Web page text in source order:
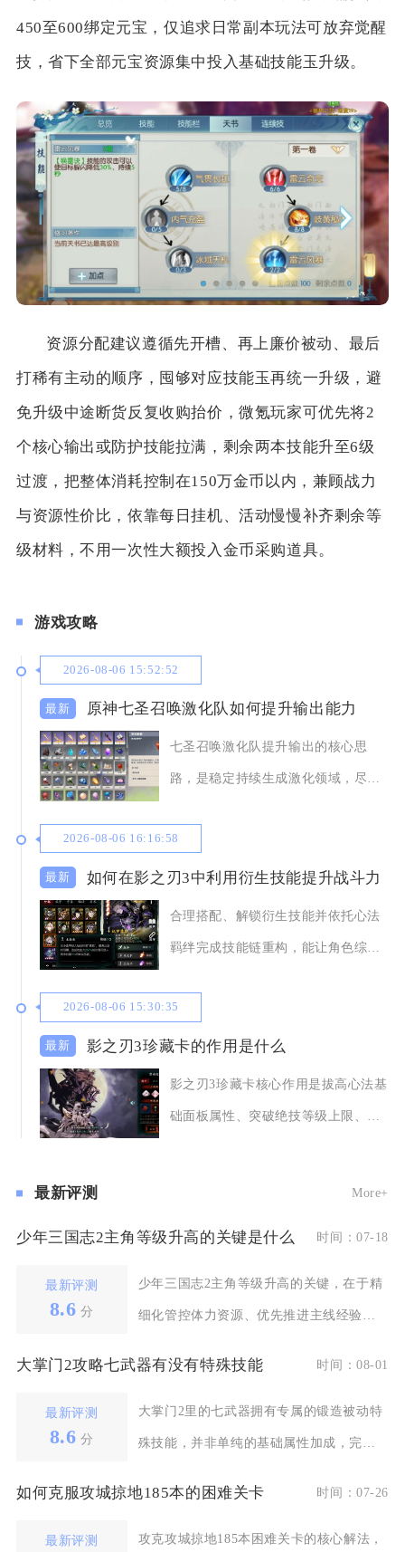
450至600绑定元宝，仅追求日常副本玩法可放弃觉醒
技，省下全部元宝资源集中投入基础技能玉升级。
资源分配建议遵循先开槽、再上廉价被动、最后
打稀有主动的顺序，囤够对应技能玉再统一升级，避
免升级中途断货反复收购抬价，微氪玩家可优先将2
个核心输出或防护技能拉满，剩余两本技能升至6级
过渡，把整体消耗控制在150万金币以内，兼顾战力
与资源性价比，依靠每日挂机、活动慢慢补齐剩余等
级材料，不用一次性大额投入金币采购道具。
游戏攻略
2026-08-06 15:52:52
原神七圣召唤激化队如何提升输出能力
七圣召唤激化队提升输出的核心思
路，是稳定持续生成激化领域，尽可
2026-08-06 16:16:58
如何在影之刃3中利用衍生技能提升战斗力
合理搭配、解锁衍生技能并依托心法
羁绊完成技能链重构，能让角色综合
2026-08-06 15:30:35
影之刃3珍藏卡的作用是什么
影之刃3珍藏卡核心作用是拔高心法基
础面板属性、突破绝技等级上限、解
最新评测 More+
少年三国志2主角等级升高的关键是什么 时间：07-18
最新评测
8.6 分
少年三国志2主角等级升高的关键，在于精
细化管控体力资源、优先推进主线经验渠
大掌门2攻略七武器有没有特殊技能 时间：08-01
最新评测
8.6 分
大掌门2里的七武器拥有专属的锻造被动特
殊技能，并非单纯的基础属性加成，完整
如何克服攻城掠地185本的困难关卡 时间：07-26
最新评测 攻克攻城掠地185本困难关卡的核心解法，